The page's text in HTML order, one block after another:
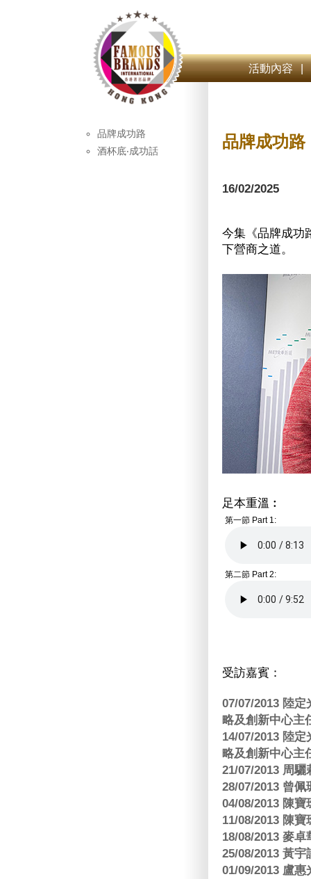
活動內容 |
品牌成功路
酒杯底‧成功話
品牌成功路
16/02/2025
今集《品牌成功
下營商之道。
足本重溫︰
第一節 Part 1:
第二節 Part 2:
受訪嘉賓：
07/07/2013 陸
略及創新中心主
14/07/2013 陸
略及創新中心主
21/07/2013 周
28/07/2013 曾
04/08/2013 陳
11/08/2013 陳
18/08/2013 麥
25/08/2013 黃
01/09/2013 盧